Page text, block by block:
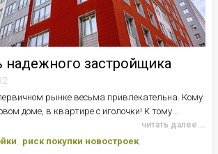
надежного застройщика
рынке весьма привлекательна. Кому
доме, в квартире с иголочки! К тому...
читать далее...
риск покупки новостроек